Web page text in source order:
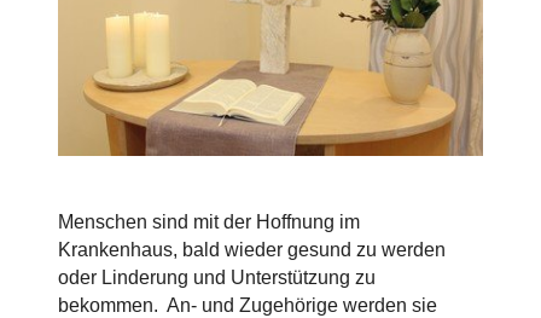
Menschen sind mit der Hoffnung im
Krankenhaus, bald wieder gesund zu werden
oder Linderung und Unterstützung zu
bekommen. An- und Zugehörige werden sie